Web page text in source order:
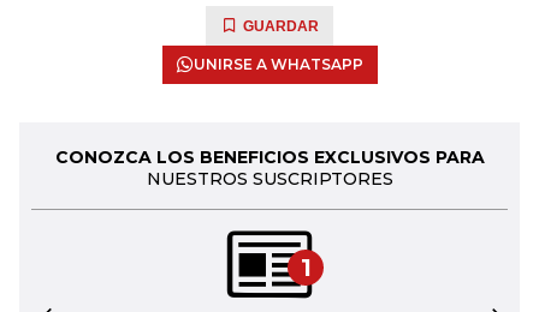
GUARDAR
UNIRSE A WHATSAPP
CONOZCA LOS BENEFICIOS EXCLUSIVOS PARA
NUESTROS SUSCRIPTORES
1